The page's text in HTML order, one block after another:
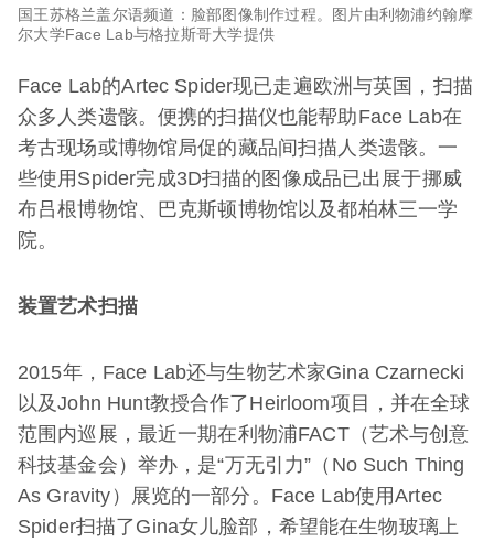
国王苏格兰盖尔语频道：脸部图像制作过程。图片由利物浦约翰摩
尔大学Face Lab与格拉斯哥大学提供
Face Lab的Artec Spider现已走遍欧洲与英国，扫描
众多人类遗骸。便携的扫描仪也能帮助Face Lab在
考古现场或博物馆局促的藏品间扫描人类遗骸。一
些使用Spider完成3D扫描的图像成品已出展于挪威
布吕根博物馆、巴克斯顿博物馆以及都柏林三一学
院。
装置艺术扫描
2015年，Face Lab还与生物艺术家Gina Czarnecki
以及John Hunt教授合作了Heirloom项目，并在全球
范围内巡展，最近一期在利物浦FACT（艺术与创意
科技基金会）举办，是“万无引力”（No Such Thing
As Gravity）展览的一部分。Face Lab使用Artec
Spider扫描了Gina女儿脸部，希望能在生物玻璃上